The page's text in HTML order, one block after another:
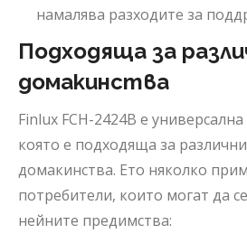
намалява разходите за
Подходяща за
домакинства
Finlux FCH-2424B е
която е подходяща за
домакинства. Ето няколко
потребители, които могат да
нейните предимства: